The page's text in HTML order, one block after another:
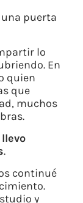
puerta
lo
En
quien
que
muchos
llevo
.
continué
y